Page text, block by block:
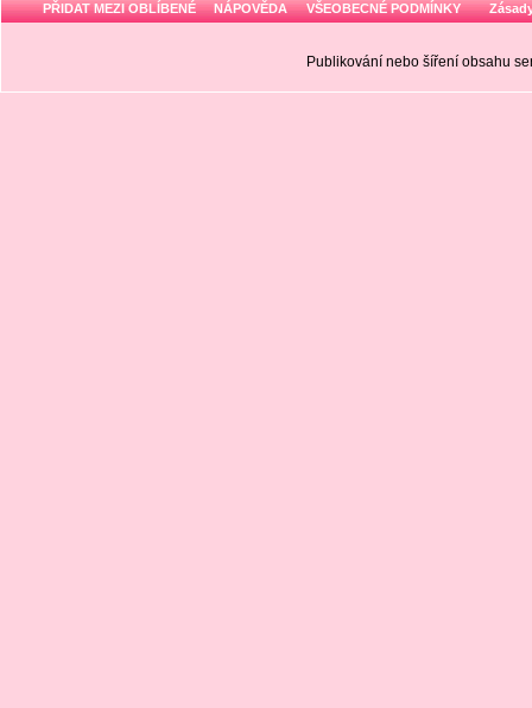
PŘIDAT MEZI OBLÍBENÉ NÁPOVĚDA VŠEOBECNÉ PODMÍNKY
Publikování nebo šíření obsahu